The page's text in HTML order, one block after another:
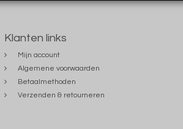
Klanten links
Mijn account
Algemene voorwaarden
Betaalmethoden
Verzenden & retourneren